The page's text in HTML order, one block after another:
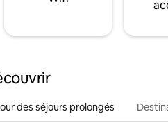
des séjours prolongés